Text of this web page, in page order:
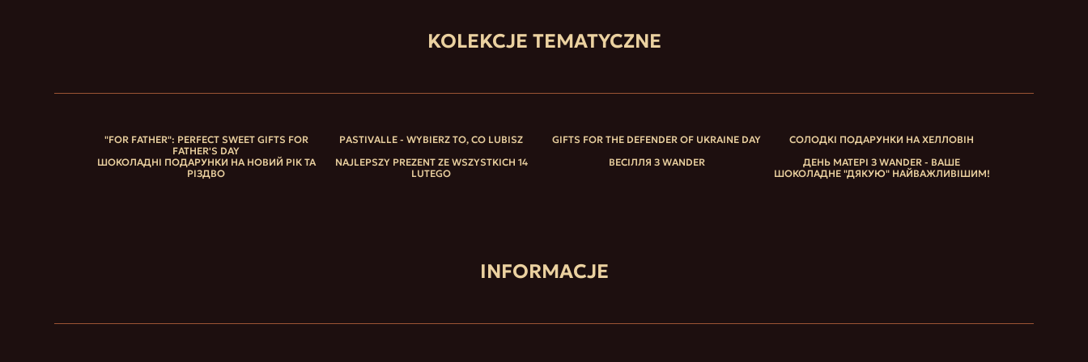
KOLEKCJE TEMATYCZNE
"FOR FATHER": PERFECT SWEET GIFTS FOR
FATHER'S DAY
PASTIVALLE - WYBIERZ TO, CO LUBISZ GIFTS FOR THE DEFENDER OF UKRAINE DAY
СОЛОДКІ ПОДАРУНКИ НА ХЕЛЛОВІН
ШОКОЛАДНІ ПОДАРУНКИ НА НОВИЙ РІК ТА
РІЗДВО
NAJLEPSZY PREZENT ZE WSZYSTKICH 14
LUTEGO
ВЕСІЛЛЯ З WANDER
ДЕНЬ МАТЕРІ З WANDER - ВАШЕ
ШОКОЛАДНЕ "ДЯКУЮ" НАЙВАЖЛИВІШИМ!
INFORMACJE